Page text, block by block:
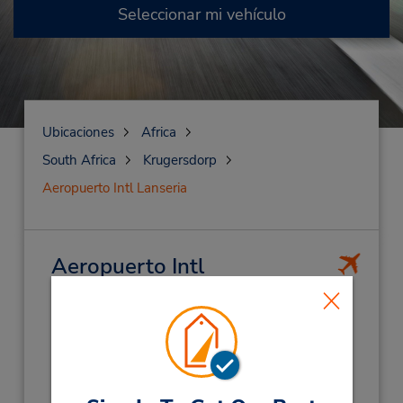
Seleccionar mi vehículo
Ubicaciones
Africa
South Africa
Krugersdorp
Aeropuerto Intl Lanseria
Aeropuerto Intl
Lanseria Airport,
S Africa